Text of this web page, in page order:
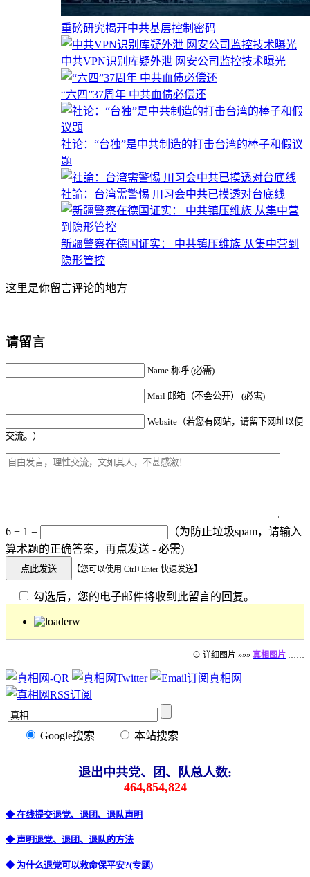
重磅研究揭开中共基层控制密码
中共VPN识别库疑外泄 网安公司监控技术曝光
“六四”37周年 中共血债必偿还
社论：“台独”是中共制造的打击台湾的棒子和假议
题
社論：台湾需警惕 川习会中共已摸透对台底线
新疆警察在德国证实： 中共镇压维族 从集中营到
隐形管控
这里是你留言评论的地方
请留言
Name 称呼 (必需)
Mail 邮箱（不会公开） (必需)
Website（若您有网站，请留下网址以便
交流。）
6 + 1 =
（为防止垃圾spam，请输入
算术题的正确答案，再点发送 - 必需)
【您可以使用 Ctrl+Enter 快速发送】
勾选后，您的电子邮件将收到此留言的回复。
⊙ 详细图片 »»» 真相图片 ……
Google搜索 本站搜索
退出中共党、团、队总人数:
464,854,824
◆ 在线提交退党、退团、退队声明
◆ 声明退党、退团、退队的方法
◆ 为什么退党可以救命保平安?(专题)